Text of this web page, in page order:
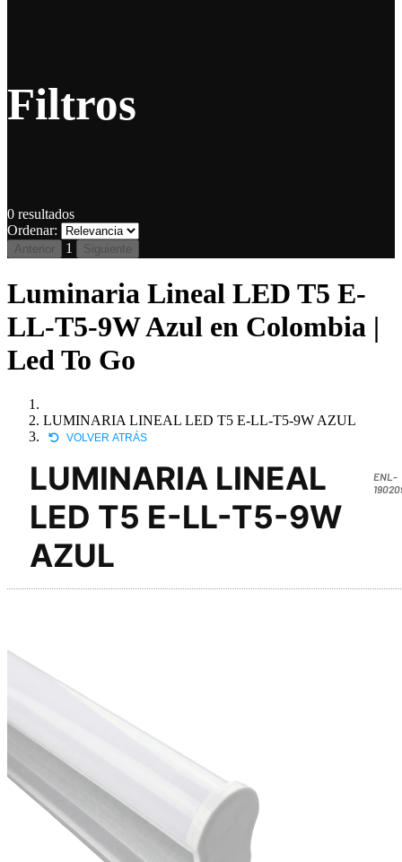
Filtros
0 resultados
Ordenar:
Anterior 1 Siguiente
Luminaria Lineal LED T5 E-
LL-T5-9W Azul en Colombia |
Led To Go
LUMINARIA LINEAL LED T5 E-LL-T5-9W AZUL
VOLVER ATRÁS
LUMINARIA LINEAL
LED T5 E-LL-T5-9W
AZUL
ENL-